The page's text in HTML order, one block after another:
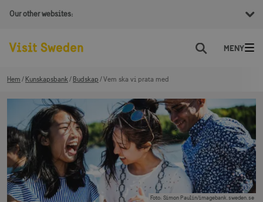
Our other websites:
Sök
Hem Kunskapsbank Budskap Vem ska vi prata med
Foto: Simon Paulin/imagebank.sweden.se